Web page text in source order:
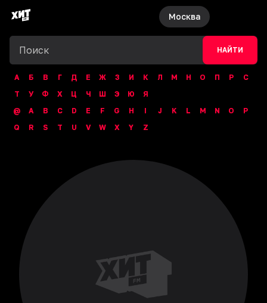
Москва
НАЙТИ
А Б В Г Д Е Ж З И К Л М Н О П Р
С
Т
У Ф Х Ц Ч Ш Э Ю
Я
@
A B C D E F G H I J K L M N O
P
Q
R S T U V W X Y Z